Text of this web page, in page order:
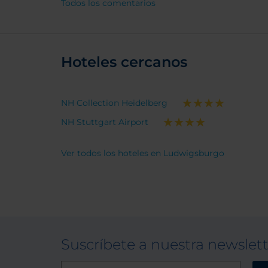
Todos los comentarios
Hoteles cercanos
NH Collection Heidelberg
NH Stuttgart Airport
Ver todos los hoteles en Ludwigsburgo
Suscríbete a nuestra